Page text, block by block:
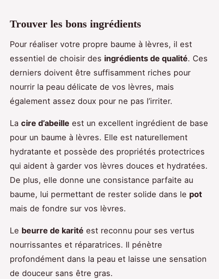
Trouver les bons ingrédients
Pour réaliser votre propre baume à lèvres, il est
essentiel de choisir des ingrédients de qualité. Ces
derniers doivent être suffisamment riches pour
nourrir la peau délicate de vos lèvres, mais
également assez doux pour ne pas l’irriter.
La cire d’abeille est un excellent ingrédient de base
pour un baume à lèvres. Elle est naturellement
hydratante et possède des propriétés protectrices
qui aident à garder vos lèvres douces et hydratées.
De plus, elle donne une consistance parfaite au
baume, lui permettant de rester solide dans le pot
mais de fondre sur vos lèvres.
Le beurre de karité est reconnu pour ses vertus
nourrissantes et réparatrices. Il pénètre
profondément dans la peau et laisse une sensation
de douceur sans être gras.